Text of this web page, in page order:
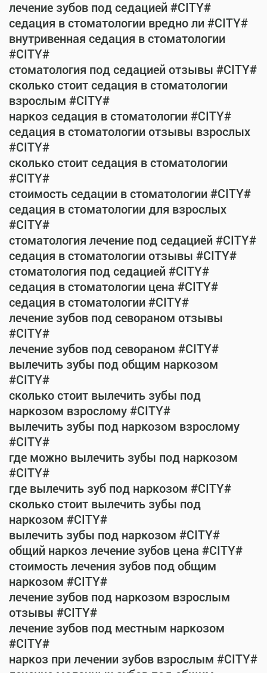
лечение зубов под седацией #CITY#
седация в стоматологии вредно ли #CITY#
внутривенная седация в стоматологии
#CITY#
стоматология под седацией отзывы #CITY#
сколько стоит седация в стоматологии
взрослым #CITY#
наркоз седация в стоматологии #CITY#
седация в стоматологии отзывы взрослых
#CITY#
сколько стоит седация в стоматологии
#CITY#
стоимость седации в стоматологии #CITY#
седация в стоматологии для взрослых
#CITY#
стоматология лечение под седацией #CITY#
седация в стоматологии отзывы #CITY#
стоматология под седацией #CITY#
седация в стоматологии цена #CITY#
седация в стоматологии #CITY#
лечение зубов под севораном отзывы
#CITY#
лечение зубов под севораном #CITY#
вылечить зубы под общим наркозом
#CITY#
сколько стоит вылечить зубы под
наркозом взрослому #CITY#
вылечить зубы под наркозом взрослому
#CITY#
где можно вылечить зубы под наркозом
#CITY#
где вылечить зуб под наркозом #CITY#
сколько стоит вылечить зубы под
наркозом #CITY#
вылечить зубы под наркозом #CITY#
общий наркоз лечение зубов цена #CITY#
стоимость лечения зубов под общим
наркозом #CITY#
лечение зубов под наркозом взрослым
отзывы #CITY#
лечение зубов под местным наркозом
#CITY#
наркоз при лечении зубов взрослым #CITY#